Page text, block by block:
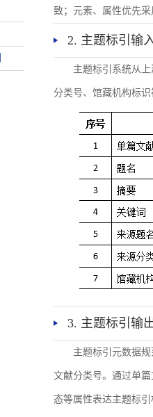
致；元素、属性优先
2. 主题标引输
主题标引系统从
分类号、馆藏机构标
3. 主题标引输
主题标引元数据
文献分类号。通过单
态等属性表达主题标